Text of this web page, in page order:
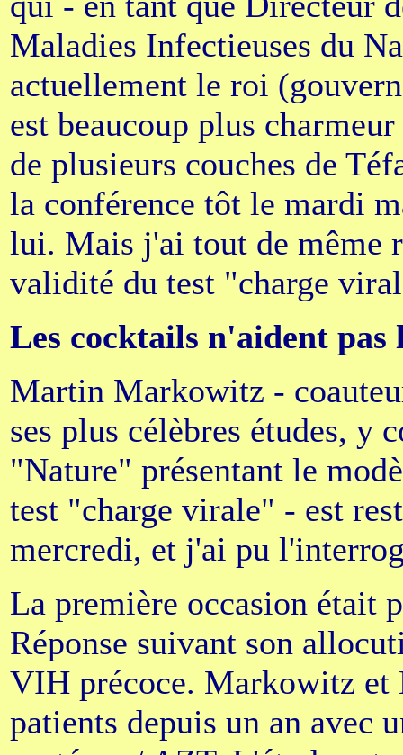
Maladies Infectieuses du
actuellement le roi
est beaucoup plus
de plusieurs couches de
la conférence tôt le mardi
lui. Mais j'ai tout de même
validité du test "charge
Les cocktails n'aident pas
Martin Markowitz -
ses plus célèbres études, y
"Nature" présentant le
test "charge virale" - est
mercredi, et j'ai pu
La première occasion était
Réponse suivant son
VIH précoce. Markowitz et
patients depuis un an avec